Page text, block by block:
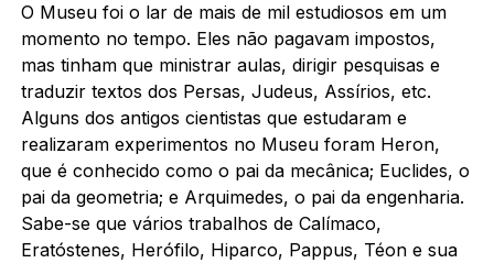
O Museu foi o lar de mais de mil estudiosos em um
momento no tempo. Eles não pagavam impostos,
mas tinham que ministrar aulas, dirigir pesquisas e
traduzir textos dos Persas, Judeus, Assírios, etc.
Alguns dos antigos cientistas que estudaram e
realizaram experimentos no Museu foram Heron,
que é conhecido como o pai da mecânica; Euclides, o
pai da geometria; e Arquimedes, o pai da engenharia.
Sabe-se que vários trabalhos de Calímaco,
Eratóstenes, Herófilo, Hiparco, Pappus, Téon e sua